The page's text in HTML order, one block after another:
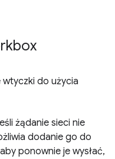
do użycia
żądanie sieci nie
dodanie go do
ponownie je wysłać,